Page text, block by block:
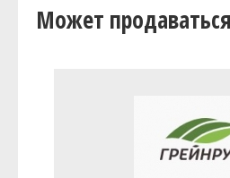
Может